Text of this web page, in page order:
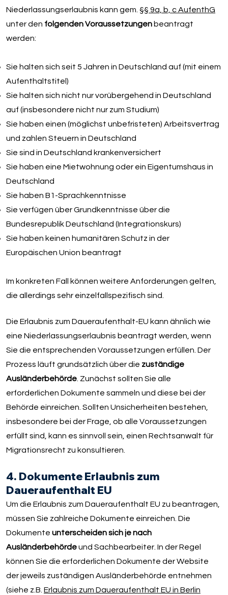
Niederlassungserlaubnis kann gem.§§ 9a, b, c AufenthG
unter den folgenden Voraussetzungen beantragt
werden:
Sie halten sich seit 5 Jahren in Deutschland auf (mit einem
Aufenthaltstitel)
Sie halten sich nicht nur vorübergehend in Deutschland
auf (insbesondere nicht nur zum Studium)
Sie haben einen (möglichst unbefristeten) Arbeitsvertrag
und zahlen Steuern in Deutschland
Sie sind in Deutschland krankenversichert
Sie haben eine Mietwohnung oder ein Eigentumshaus in
Deutschland
Sie haben B1-Sprachkenntnisse
Sie verfügen über Grundkenntnisse über die
Bundesrepublik Deutschland (Integrationskurs)
Sie haben keinen humanitären Schutz in der
Europäischen Union beantragt
Im konkreten Fall können weitere Anforderungen gelten,
die allerdings sehr einzelfallspezifisch sind.
Die Erlaubnis zum Daueraufenthalt-EU kann ähnlich wie
eine Niederlassungserlaubnis beantragt werden, wenn
Sie die entsprechenden Voraussetzungen erfüllen. Der
Prozess läuft grundsätzlich über die zuständige
Ausländerbehörde. Zunächst sollten Sie alle
erforderlichen Dokumente sammeln und diese bei der
Behörde einreichen. Sollten Unsicherheiten bestehen,
insbesondere bei der Frage, ob alle Voraussetzungen
erfüllt sind, kann es sinnvoll sein, einen Rechtsanwalt für
Migrationsrecht zu konsultieren.
4. Dokumente Erlaubnis zum
Daueraufenthalt EU
Um die Erlaubnis zum Daueraufenthalt EU zu beantragen,
müssen Sie zahlreiche Dokumente einreichen. Die
Dokumente unterscheiden sich je nach
Ausländerbehördeund Sachbearbeiter. In der Regel
können Sie die erforderlichen Dokumente der Website
der jeweils zuständigen Ausländerbehörde entnehmen
(siehe z.B. Erlaubnis zum Daueraufenthalt EU in Berlin